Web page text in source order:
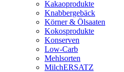
Kakaoprodukte
Knabbergebäck
Körner & Ölsaaten
Kokosprodukte
Konserven
Low-Carb
Mehlsorten
MilchERSATZ